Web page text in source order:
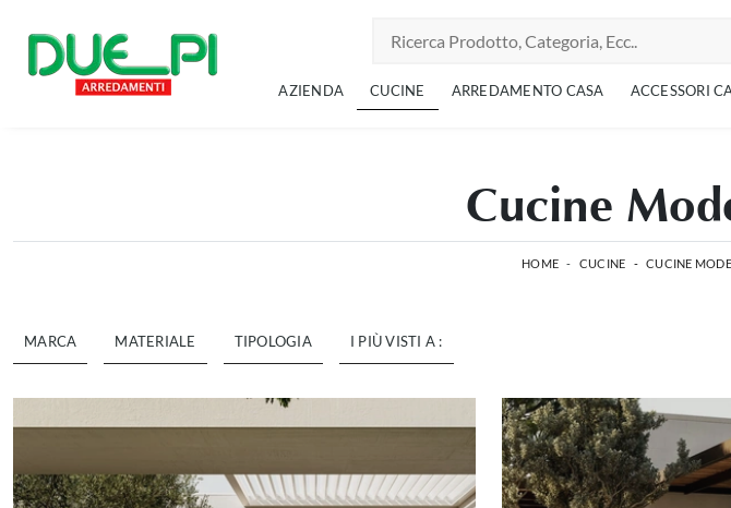
AZIENDA CUCINE ARREDAMENTO CASA ACCESSORI
Cucine
HOME - CUCINE - CUCINE
MARCA MATERIALE TIPOLOGIA I PIÙ VISTI A :